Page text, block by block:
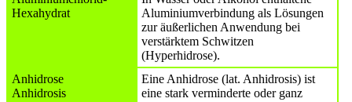
Hexahydrat
Aluminiumverbindung als Lösungen
zur äußerlichen Anwendung bei
verstärktem Schwitzen
(Hyperhidrose).
Anhidrose
Anhidrosis
Eine Anhidrose (lat. Anhidrosis) ist
eine stark verminderte oder ganz